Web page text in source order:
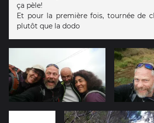
ça pèle!
Et pour la première fois, tournée de
plutôt que la dodo